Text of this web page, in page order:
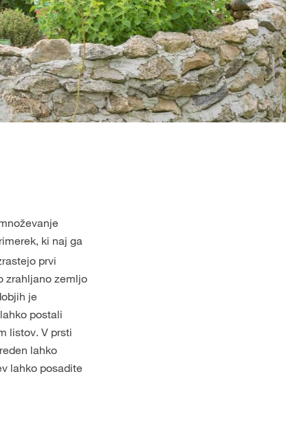
ki naj ga
prvi
zrahljano zemljo
je
postali
listov. V prsti
lahko
lahko posadite